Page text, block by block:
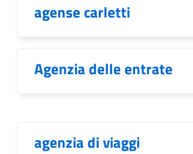
agense carletti
Agenzia delle entrate
agenzia di viaggi